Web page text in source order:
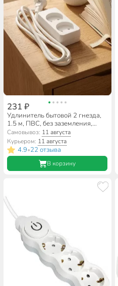
231 ₽
Удлинитель бытовой 2 гнезда,
1.5 м, ПВС, без заземления,
2200 Вт, Союз, 481S-1201
Самовывоз: 11 августа
Курьером: 11 августа
4.9•22 отзыва
В корзину